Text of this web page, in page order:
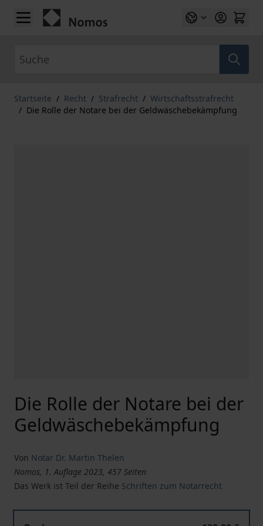
Zum Inhalt springen
Startseite / Recht / Strafrecht / Wirtschaftsstrafrecht
/ Die Rolle der Notare bei der Geldwäschebekämpfung
Die Rolle der Notare bei der
Geldwäschebekämpfung
Von Notar Dr. Martin Thelen
Nomos, 1. Auflage 2023, 457 Seiten
Das Werk ist Teil der Reihe Schriften zum Notarrecht